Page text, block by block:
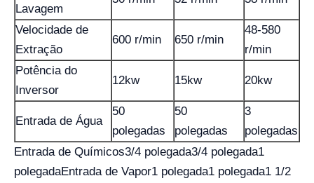
Lavagem
Velocidade de
Extração
600 r/min 650 r/min
48-580
r/min
Potência do
Inversor
12kw 15kw 20kw
Entrada de Água
50
polegadas
50
polegadas
3
polegadas
Entrada de Químicos3/4 polegada3/4 polegada1
polegadaEntrada de Vapor1 polegada1 polegada1 1/2